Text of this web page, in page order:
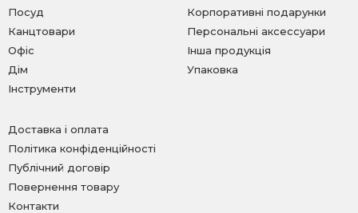
Посуд
Канцтовари
Офіс
Дім
Інструменти
Корпоративні подарунки
Персональні аксессуари
Інша продукція
Упаковка
Доставка і оплата
Політика конфіденційності
Публічний договір
Повернення товару
Контакти